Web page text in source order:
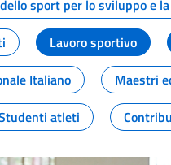
sport per lo sviluppo e
Lavoro sportivo
Italiano
Maestri
atleti